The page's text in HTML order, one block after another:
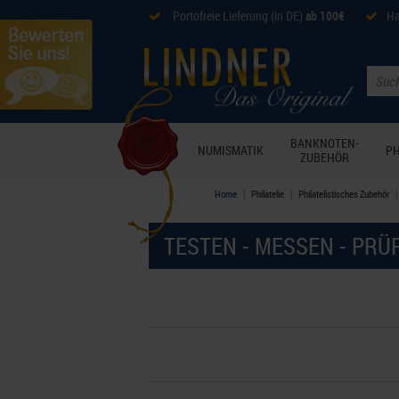
Portofreie Lieferung (in DE) ab 100€
NUMISMATIK
BANKNOTEN-
ZUBEHÖR
Home Philatelie Philatelistisches Zubehör
TESTEN - MESSEN -